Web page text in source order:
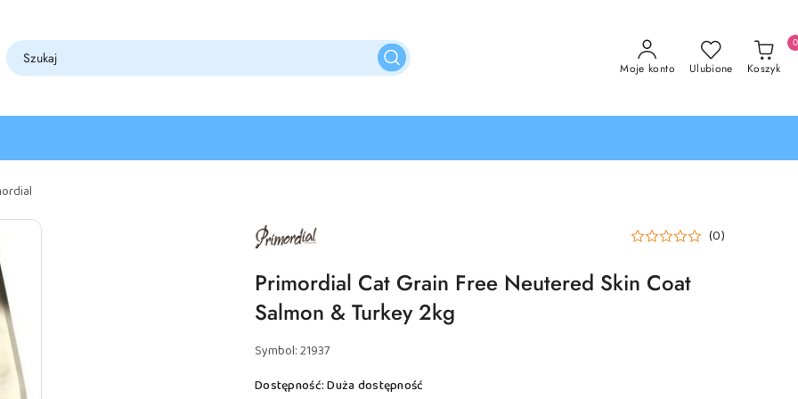
Moje konto Ulubione Koszyk
0
NAZWA
PRODUCENTA:
PRIMORDIAL
(0)
Primordial Cat Grain Free Neutered Skin Coat
Salmon & Turkey 2kg
Symbol:21937
Dostępność:Duża dostępność